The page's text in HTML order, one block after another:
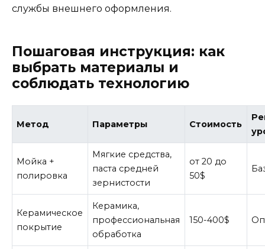
службы внешнего оформления.
Пошаговая инструкция: как
выбрать материалы и
соблюдать технологию
Метод Параметры Стоимость
Мойка +
полировка
Мягкие средства,
паста средней
зернистости
от 20 до
50$
Керамическое
покрытие
Керамика,
профессиональная
обработка
150-400$